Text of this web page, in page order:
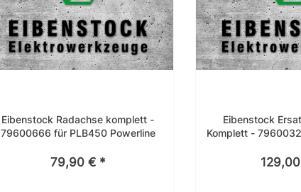
Eibenstock Radachse komplett -
79600666 für PLB450 Powerline
79,90 € *
Eibenstock
Komplett -